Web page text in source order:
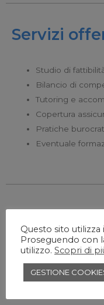
Servizi
Studio di
Bilancio di
Tutoring e
Copertura
Pratiche
Eventuale
Per
contatta il
telefono
039/323670
Questo sito utilizza
Proseguendo con
utilizzo. Scopri di
GESTIONE